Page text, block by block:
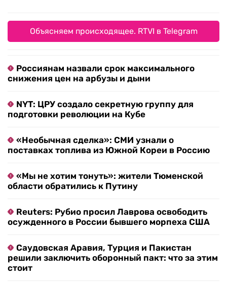
Объясняем происходящее. RTVI в Telegram
Россиянам назвали срок максимального
снижения цен на арбузы и дыни
NYT: ЦРУ создало секретную группу для
подготовки революции на Кубе
«Необычная сделка»: СМИ узнали о
поставках топлива из Южной Кореи в Россию
«Мы не хотим тонуть»: жители Тюменской
области обратились к Путину
Reuters: Рубио просил Лаврова освободить
осужденного в России бывшего морпеха США
Саудовская Аравия, Турция и Пакистан
решили заключить оборонный пакт: что за этим
стоит